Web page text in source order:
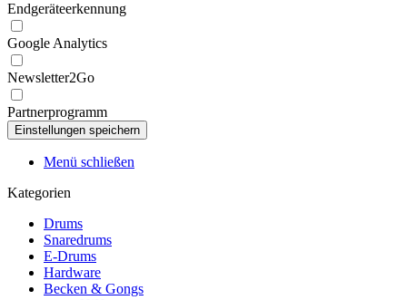
Endgeräteerkennung
Google Analytics
Newsletter2Go
Partnerprogramm
Menü schließen
Kategorien
Drums
Snaredrums
E-Drums
Hardware
Becken & Gongs